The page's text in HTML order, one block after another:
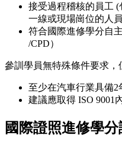
接受過程稽核的員工
一線或現場崗位的人員
符合國際進修學分自
/CPD）
參訓學員無特殊條件要求，
至少在汽車行業具備2
建議應取得 ISO 9001
國際證照進修學分